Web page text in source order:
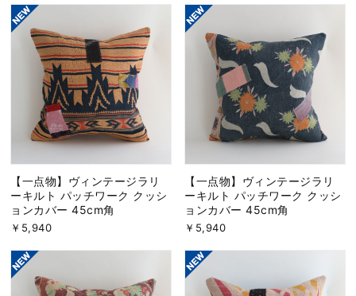
【一点物】ヴィンテージラリ
ーキルト パッチワーク クッシ
ョンカバー 45cm角
￥5,940
【一点物】ヴィンテージラリ
ーキルト パッチワーク クッシ
ョンカバー 45cm角
￥5,940